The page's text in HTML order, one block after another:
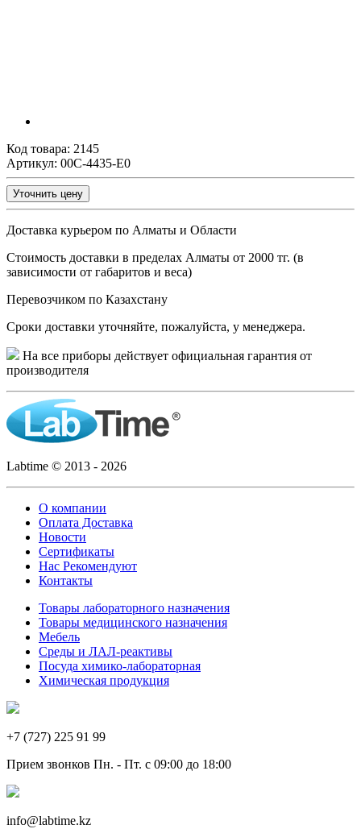
Код товара: 2145
Артикул: 00C-4435-E0
Уточнить цену
Доставка курьером по Алматы и Области
Стоимость доставки в пределах Алматы от 2000 тг. (в
зависимости от габаритов и веса)
Перевозчиком по Казахстану
Сроки доставки уточняйте, пожалуйста, у менеджера.
На все приборы действует официальная гарантия от
производителя
Labtime © 2013 - 2026
О компании
Оплата Доставка
Новости
Сертификаты
Нас Рекомендуют
Контакты
Товары лабораторного назначения
Товары медицинского назначения
Мебель
Среды и ЛАЛ-реактивы
Посуда химико-лабораторная
Химическая продукция
+7 (727) 225 91 99
Прием звонков Пн. - Пт. с 09:00 до 18:00
info@labtime.kz